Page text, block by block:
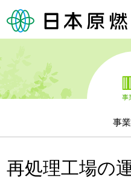
事
事
再処理工場の